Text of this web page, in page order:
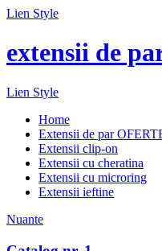
Lien Style
extensii de
Lien Style
Home
Extensii de par
Extensii clip-on
Extensii cu cheratina
Extensii cu microring
Extensii ieftine
Nuante